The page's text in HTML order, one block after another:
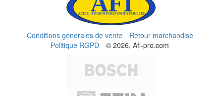
Conditions générales de vente
Retour marchandise
Politique RGPD
© 2026, Afi-pro.com